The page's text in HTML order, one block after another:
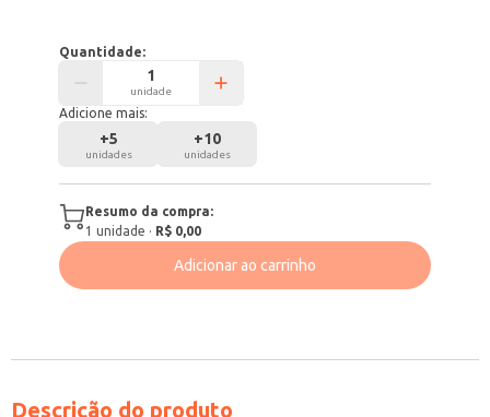
Quantidade:
unidade
Adicione mais:
+5
unidades
+10
unidades
Resumo da compra:
1 unidade · R$ 0,00
Adicionar ao carrinho
Descrição do produto